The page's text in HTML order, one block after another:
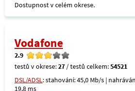
Dostupnost v celém okrese.
Vodafone
2.9
testů v okrese:27 / testů celkem:54521
DSL/ADSL: stahování: 45,0 Mb/s |
19,8 ms